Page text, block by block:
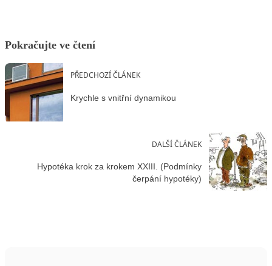
Pokračujte ve čtení
PŘEDCHOZÍ ČLÁNEK
Krychle s vnitřní dynamikou
DALŠÍ ČLÁNEK
Hypotéka krok za krokem XXIII. (Podmínky
čerpání hypotéky)